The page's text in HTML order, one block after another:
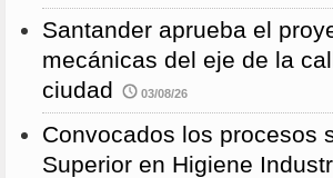
Santander aprueba el
mecánicas del eje de la
ciudad
03/08/26
Convocados los procesos
Superior en Higiene